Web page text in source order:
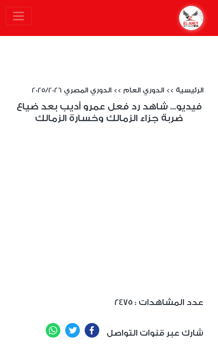
الرئيسية >> الدوري العام >> الدوري المصري 2025/2026
فيديو... شاهد رد فعل عمرو أديب بعد ضياع
ضربة جزاء الزمالك وخسارة الزمالك
2475 : عدد المشاهدات
شارك عبر قنوات التواصل Facebook
Twitter